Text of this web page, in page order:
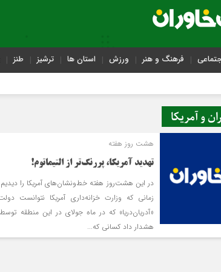
فرهنگ و هنر ورزش استان ها ترشیز طنز
و آمریکا
هشت روز هفته
تهدید آمریکا، پررنگ‌تر از التیماتوم!
در این هشت‌روز هفته خط‌ونشان‌های آمریکا را
زمانی که وزارت خزانه‌داری آمریکا
«آدریان‌دریا» که در ماه جولای در این منطقه
هشدار داد کسانی که...